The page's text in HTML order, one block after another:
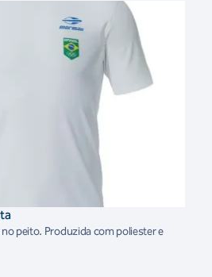
peito. Produzida com poliester e